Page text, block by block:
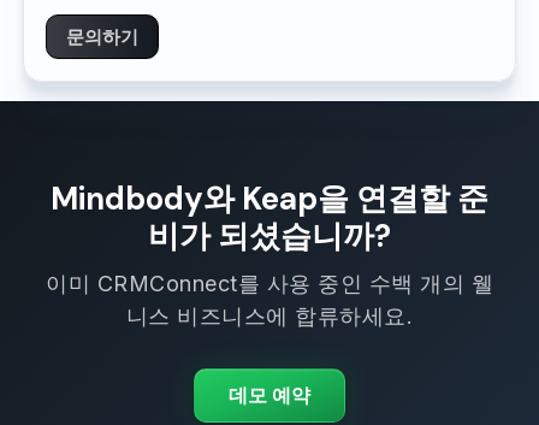
문의하기
Mindbody와 Keap을 연결할 준
비가 되셨습니까?
이미 CRMConnect를 사용 중인 수백 개의 웰
니스 비즈니스에 합류하세요.
데모 예약